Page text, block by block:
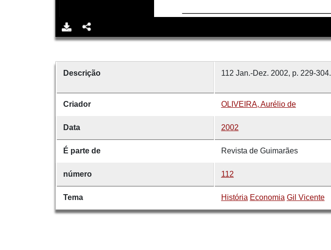
Descrição 112 Jan.-Dez. 2002, p. 229-304.
Criador OLIVEIRA, Aurélio de
Data 2002
É parte de Revista de Guimarães
número 112
Tema História Economia Gil Vicente